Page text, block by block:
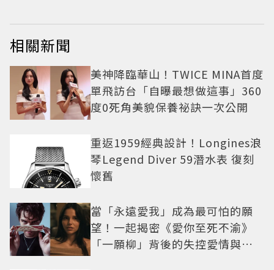
相關新聞
美神降臨華山！TWICE MINA首度
單飛訪台「自曝最想做這事」360
度0死角美貌保養祕訣一次公開
重返1959經典設計！Longines浪
琴Legend Diver 59潛水表 復刻
懷舊
當「永遠愛我」成為最可怕的願
望！一起揭密《愛你至死不渝》
「一願柳」背後的失控愛情與爆